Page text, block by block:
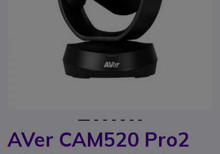
AVer CAM520 Pro2
Saltar para o início da Galeria de imagens